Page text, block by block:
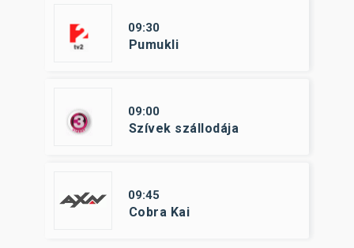
09:30
Pumukli
09:00
Szívek szállodája
09:45
Cobra Kai